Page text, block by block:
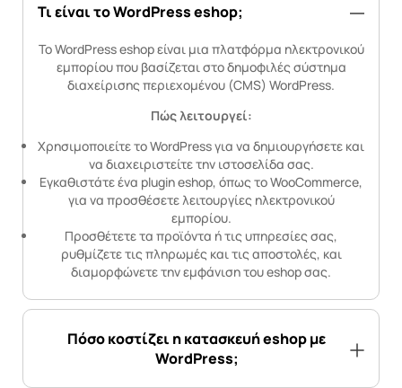
Τι είναι το WordPress eshop;
Το WordPress eshop είναι μια πλατφόρμα ηλεκτρονικού
εμπορίου που βασίζεται στο δημοφιλές σύστημα
διαχείρισης περιεχομένου (CMS) WordPress.
Πώς λειτουργεί:
Χρησιμοποιείτε το WordPress για να δημιουργήσετε και
να διαχειριστείτε την ιστοσελίδα σας.
Εγκαθιστάτε ένα plugin eshop, όπως το WooCommerce,
για να προσθέσετε λειτουργίες ηλεκτρονικού
εμπορίου.
Προσθέτετε τα προϊόντα ή τις υπηρεσίες σας,
ρυθμίζετε τις πληρωμές και τις αποστολές, και
διαμορφώνετε την εμφάνιση του eshop σας.
Πόσο κοστίζει η κατασκευή eshop με
WordPress;